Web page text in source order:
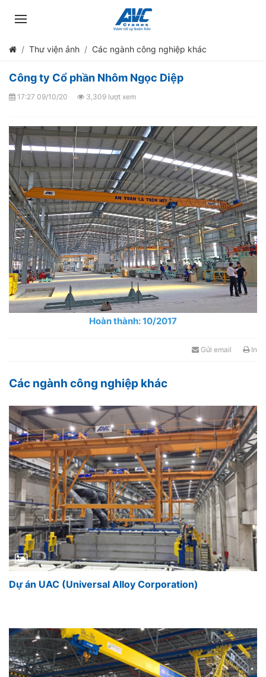
Thư viện ảnh Các ngành công nghiệp khác
Công ty Cổ phần Nhôm Ngọc Diệp
17:27 09/10/20 3,309 lượt xem
Hoàn thành: 10/2017
Gửi email In
Các ngành công nghiệp khác
Dự án UAC (Universal Alloy Corporation)